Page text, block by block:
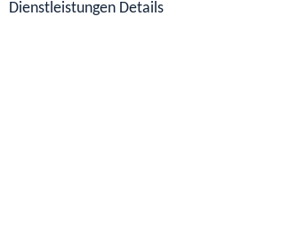
Dienstleistungen Details